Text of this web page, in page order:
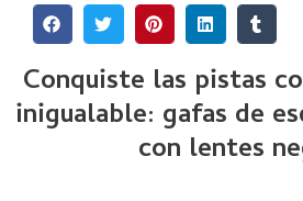
Conquiste las pistas
inigualable: gafas de
con lentes